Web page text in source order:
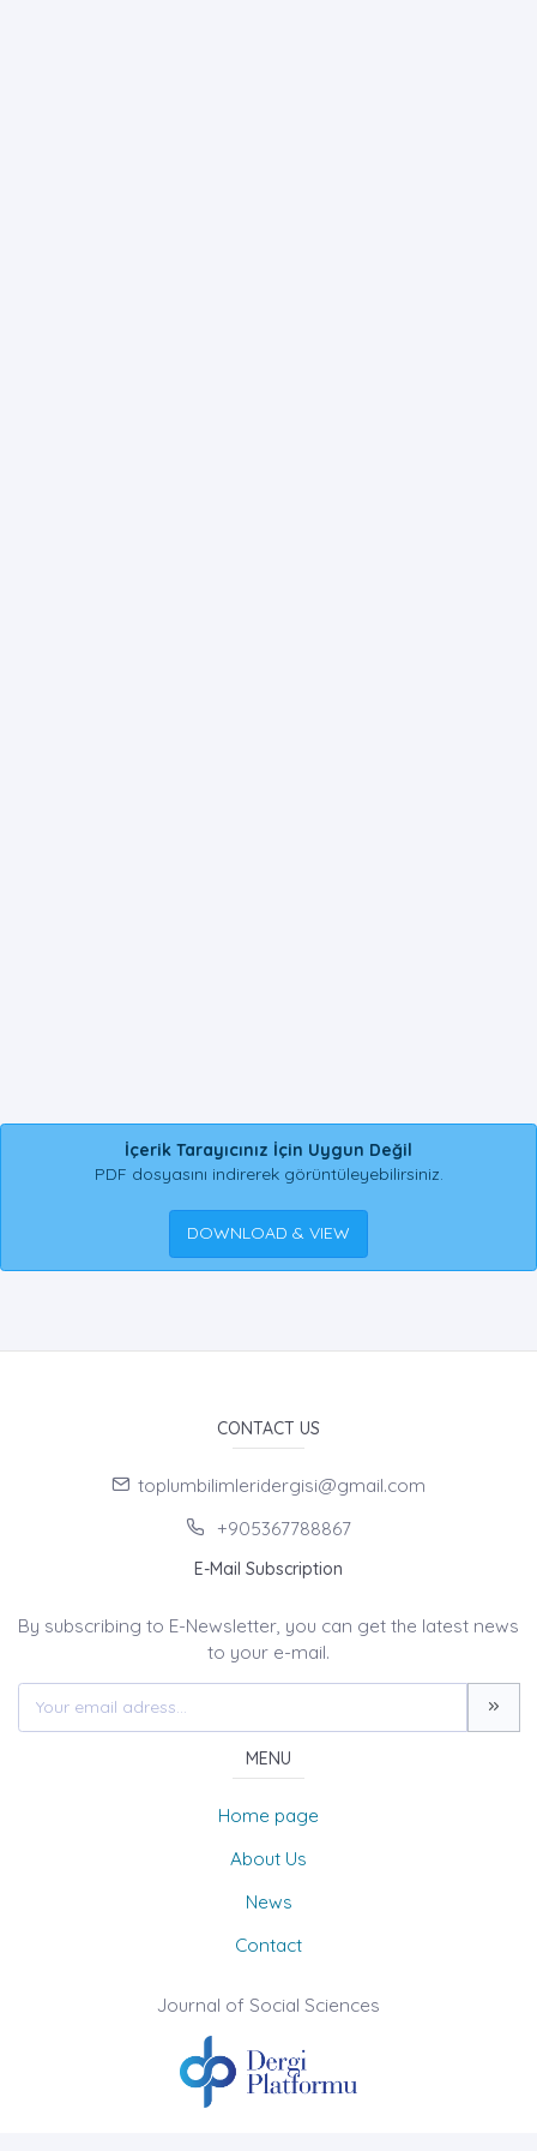
İçerik Tarayıcınız İçin Uygun Değil
PDF dosyasını indirerek görüntüleyebilirsiniz.
DOWNLOAD & VIEW
CONTACT US
toplumbilimleridergisi@gmail.com
+905367788867
E-Mail Subscription
By subscribing to E-Newsletter, you can get the latest news
to your e-mail.
MENU
Home page
About Us
News
Contact
Journal of Social Sciences